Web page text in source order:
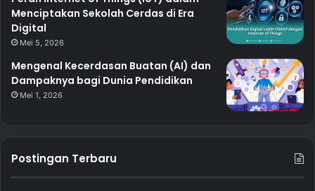
Menciptakan Sekolah Cerdas di Era
Digital
Mei 5, 2026
Mengenal Kecerdasan Buatan (AI) dan
Dampaknya bagi Dunia Pendidikan
Mei 1, 2026
Postingan Terbaru